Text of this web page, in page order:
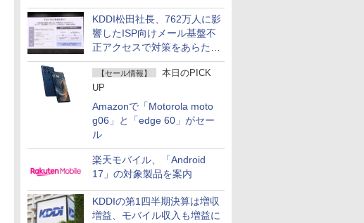
KDDI松田社長、762万人に影
響したISP向けメール基盤不
正アクセスで対策をあらため
て説明
【セール情報】
本日のPICK
UP
Amazonで「Motorola moto
g06」と「edge 60」がセー
ル
楽天モバイル、「Android
17」の対象製品を案内
KDDIの第1四半期決算は増収
増益、モバイル収入も増益に